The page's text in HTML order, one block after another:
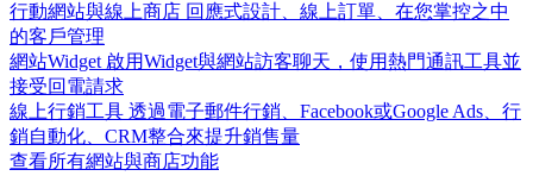
行動網站與線上商店 回應式設計、線上訂單、在您掌控之中
的客戶管理
網站Widget 啟用Widget與網站訪客聊天，使用熱門通訊工具並
接受回電請求
線上行銷工具 透過電子郵件行銷、Facebook或Google Ads、行
銷自動化、CRM整合來提升銷售量
查看所有網站與商店功能